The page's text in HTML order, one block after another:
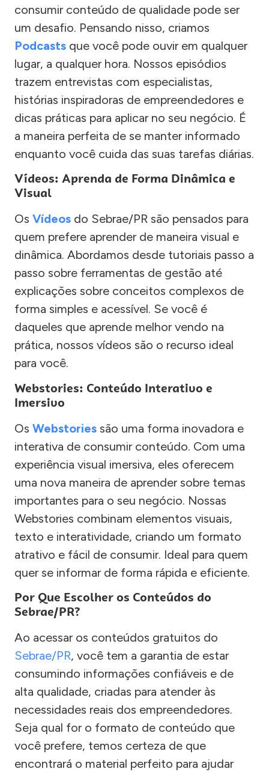
consumir conteúdo de qualidade pode ser
um desafio. Pensando nisso, criamos
Podcasts que você pode ouvir em qualquer
lugar, a qualquer hora. Nossos episódios
trazem entrevistas com especialistas,
histórias inspiradoras de empreendedores e
dicas práticas para aplicar no seu negócio. É
a maneira perfeita de se manter informado
enquanto você cuida das suas tarefas diárias.
Vídeos: Aprenda de Forma Dinâmica e
Visual
Os Vídeos do Sebrae/PR são pensados para
quem prefere aprender de maneira visual e
dinâmica. Abordamos desde tutoriais passo a
passo sobre ferramentas de gestão até
explicações sobre conceitos complexos de
forma simples e acessível. Se você é
daqueles que aprende melhor vendo na
prática, nossos vídeos são o recurso ideal
para você.
Webstories: Conteúdo Interativo e
Imersivo
Os Webstories são uma forma inovadora e
interativa de consumir conteúdo. Com uma
experiência visual imersiva, eles oferecem
uma nova maneira de aprender sobre temas
importantes para o seu negócio. Nossas
Webstories combinam elementos visuais,
texto e interatividade, criando um formato
atrativo e fácil de consumir. Ideal para quem
quer se informar de forma rápida e eficiente.
Por Que Escolher os Conteúdos do
Sebrae/PR?
Ao acessar os conteúdos gratuitos do
Sebrae/PR, você tem a garantia de estar
consumindo informações confiáveis e de
alta qualidade, criadas para atender às
necessidades reais dos empreendedores.
Seja qual for o formato de conteúdo que
você prefere, temos certeza de que
encontrará o material perfeito para ajudar